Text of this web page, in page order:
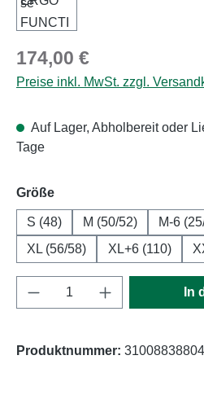
Regulärer Preis:
174,00 €
Preise inkl. MwSt. zzgl.
Auf Lager, Abholbereit oder
Tage
Größeauswählen
S (48) M (50/52) M-6
XL (56/58)
XL+6 (110)
Produkt Anzahl: Gib In
Produktnummer: